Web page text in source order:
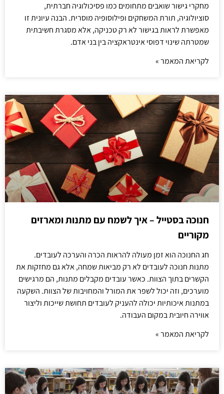
מחקרי גישור שואבים מתחומים כמו פסיכולוגיה חברתית,
סוציולוגיה, תורת המשחקים ופילוסופיה מוסרית. הבנה עיונית זו
מאפשרת לראות בגישור לא רק טכניקה, אלא מסגרת חשיבתית
שמטרתה שינוי דפוסי אינטראקציה בין בני אדם.
לקריאת המאמר »
חנוכה בסטייל – איך לשמח עם מתנות ומארזים
מקוריים
חג החנוכה הוא זמן מעולה להראות הכרה והערכה לעובדים.
מתנות חנוכה לעובדים לא רק מביאות שמחה, אלא גם מחזקות את
הקשרים בתוך הצוות. כאשר עובדים מקבלים מתנות, הם מרגישים
מוערכים, וזה יכול לשפר את המורל והמחויבות של הצוות. השקעה
במתנות איכותיות יכולה להעניק לעובדים תחושת שייכות וליצור
אווירה חיובית במקום העבודה.
לקריאת המאמר »